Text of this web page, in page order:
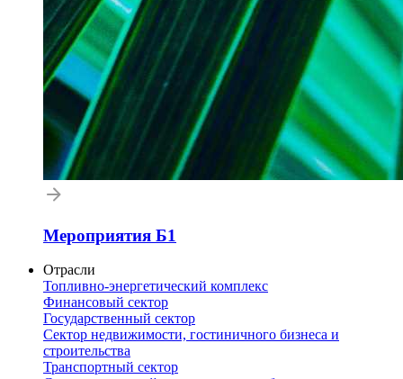
Мероприятия Б1
Отрасли
Топливно-энергетический комплекс
Финансовый сектор
Государственный сектор
Сектор недвижимости, гостиничного бизнеса и
строительства
Транспортный сектор